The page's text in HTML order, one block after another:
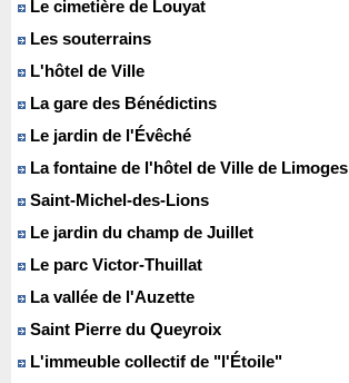
Le cimetière de Louyat
Les souterrains
L'hôtel de Ville
La gare des Bénédictins
Le jardin de l'Évêché
La fontaine de l'hôtel de Ville de Limoges
Saint-Michel-des-Lions
Le jardin du champ de Juillet
Le parc Victor-Thuillat
La vallée de l'Auzette
Saint Pierre du Queyroix
L'immeuble collectif de "l'Étoile"